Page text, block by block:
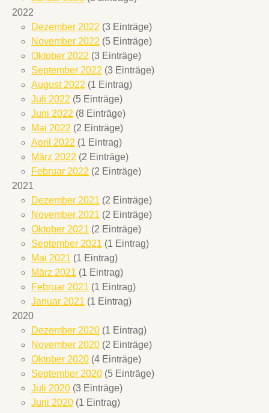
2022
Dezember 2022 (3 Einträge)
November 2022 (5 Einträge)
Oktober 2022 (3 Einträge)
September 2022 (3 Einträge)
August 2022 (1 Eintrag)
Juli 2022 (5 Einträge)
Juni 2022 (8 Einträge)
Mai 2022 (2 Einträge)
April 2022 (1 Eintrag)
März 2022 (2 Einträge)
Februar 2022 (2 Einträge)
2021
Dezember 2021 (2 Einträge)
November 2021 (2 Einträge)
Oktober 2021 (2 Einträge)
September 2021 (1 Eintrag)
Mai 2021 (1 Eintrag)
März 2021 (1 Eintrag)
Februar 2021 (1 Eintrag)
Januar 2021 (1 Eintrag)
2020
Dezember 2020 (1 Eintrag)
November 2020 (2 Einträge)
Oktober 2020 (4 Einträge)
September 2020 (5 Einträge)
Juli 2020 (3 Einträge)
Juni 2020 (1 Eintrag)